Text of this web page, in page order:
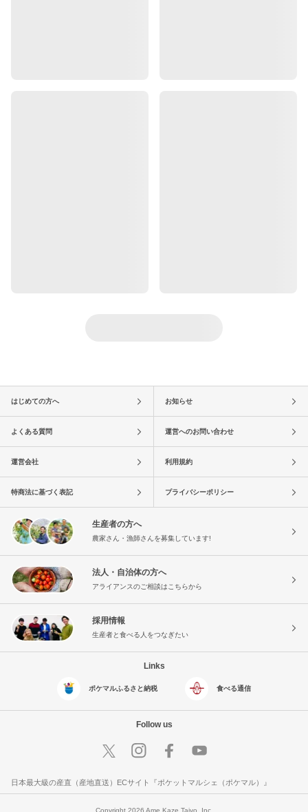
はじめての方へ お知らせ
よくある質問 運営へのお問い合わせ
運営会社 利用規約
特商法に基づく表記 プライバシーポリシー
生産者の方へ
農家さん・漁師さんを募集しています!
法人・自治体の方へ
アライアンスのご相談はこちらから
採用情報
生産者と食べる人をつなぎたい
Links
ポケマルふるさと納税 食べる通信
Follow us
日本最大級の産直（産地直送）ECサイト『ポケットマルシェ（ポケマル）』
Copyright 2026 Ame Kaze Taiyo, Inc.